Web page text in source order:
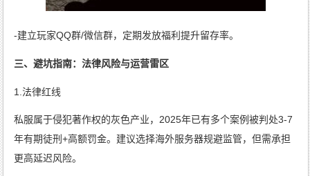
-建立玩家QQ群/微信群，定期发放福利提升留存率。
三、避坑指南：法律风险与运营雷区
1.法律红线
私服属于侵犯著作权的灰色产业，2025年已有多个案例被判处3-7
年有期徒刑+高额罚金。建议选择海外服务器规避监管，但需承担
更高延迟风险。